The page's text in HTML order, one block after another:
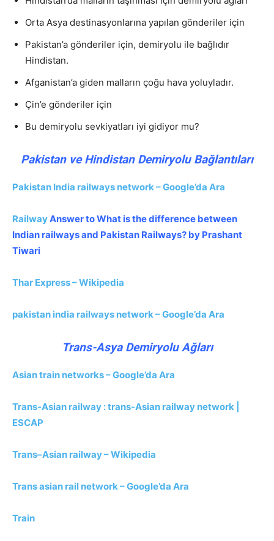
Orta Asya destinasyonlarına yapılan gönderiler için
Pakistan’a gönderiler için, demiryolu ile bağlıdır
Hindistan.
Afganistan’a giden malların çoğu hava yoluyladır.
Çin’e gönderiler için
Bu demiryolu sevkiyatları iyi gidiyor mu?
Pakistan ve Hindistan Demiryolu Bağlantıları
Pakistan India railways network – Google’da Ara
RailwayAnswer to What is the difference between
Indian railways and Pakistan Railways? by Prashant
Tiwari
Thar Express – Wikipedia
pakistan india railways network – Google’da Ara
Trans-Asya Demiryolu Ağları
Asian train networks – Google’da Ara
Trans-Asian railway : trans-Asian railway network |
ESCAP
Trans–Asian railway – Wikipedia
Trans asian rail network – Google’da Ara
Train